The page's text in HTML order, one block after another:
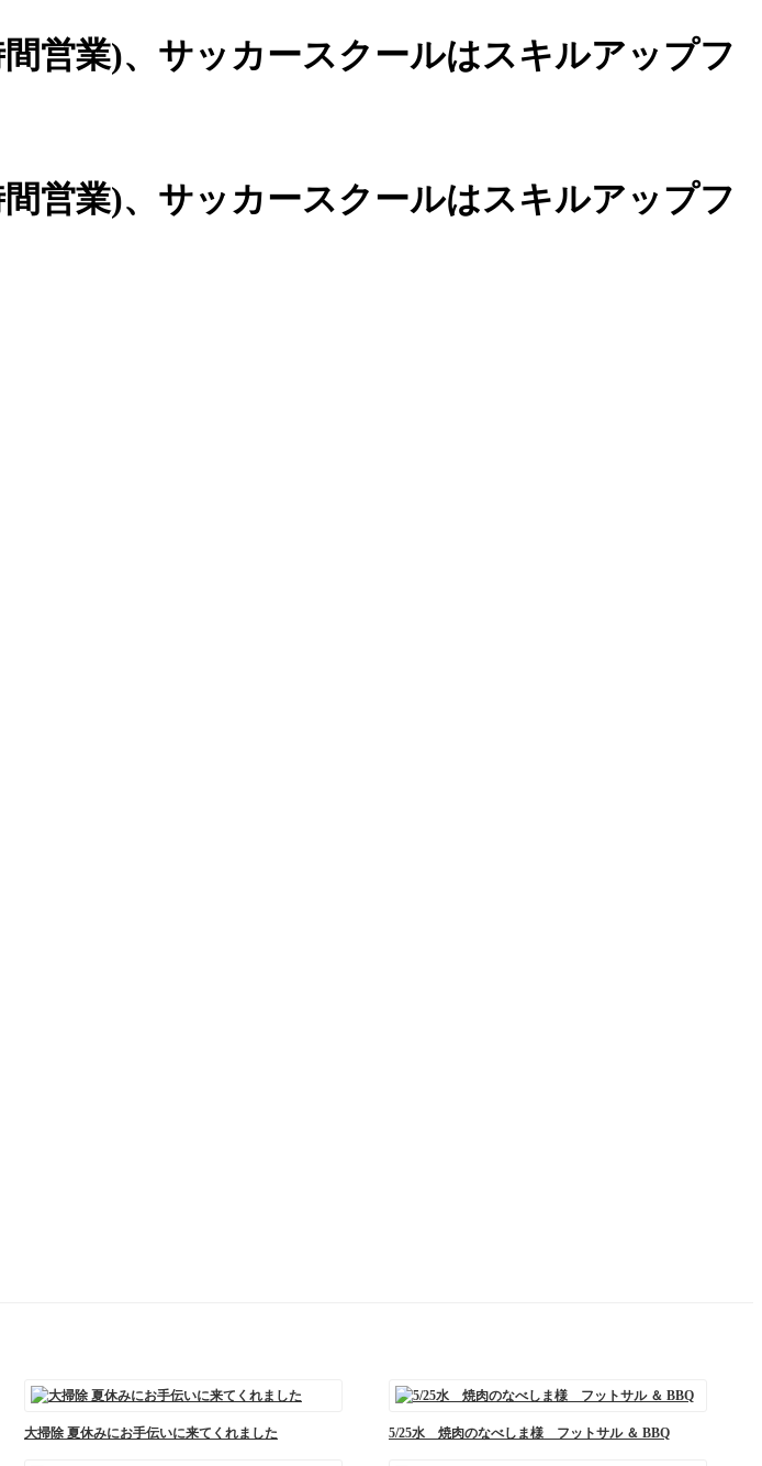
営業)、 サッカースクールはスキルアップフ
営業)、サッカースクールはスキルアップフ
大掃除 夏休みにお手伝いに来てくれました 5/25水 焼肉のなべしま様 フットサル ＆ BBQ